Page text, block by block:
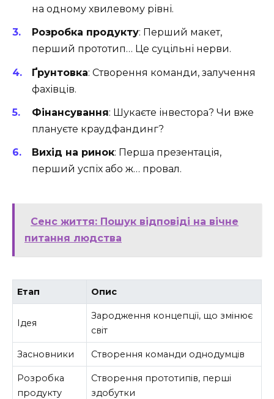
на одному хвилевому рівні.
Розробка продукту: Перший макет,
перший прототип… Це суцільні нерви.
Ґрунтовка: Створення команди, залучення
фахівців.
Фінансування: Шукаєте інвестора? Чи вже
плануєте краудфандинг?
Вихід на ринок: Перша презентація,
перший успіх або ж… провал.
Сенс життя: Пошук відповіді на вічне
питання людства
Етап Опис
Ідея
Зародження концепції, що змінює
світ
Засновники Створення команди однодумців
Розробка
продукту
Створення прототипів, перші
здобутки